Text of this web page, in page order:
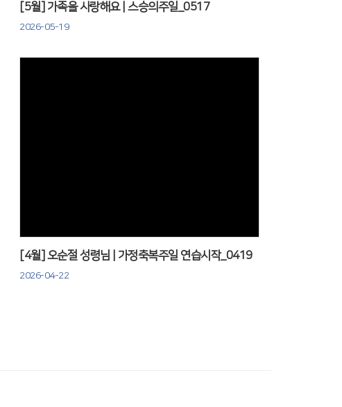
[5월] 가족을 사랑해요 | 스승의주일_0517
2026-05-19
[4월] 오순절 성령님 | 가정축복주일 연습시작_0419
2026-04-22